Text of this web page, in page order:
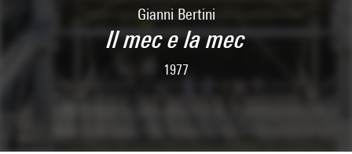
Gianni Bertini
Il mec e la mec
1977